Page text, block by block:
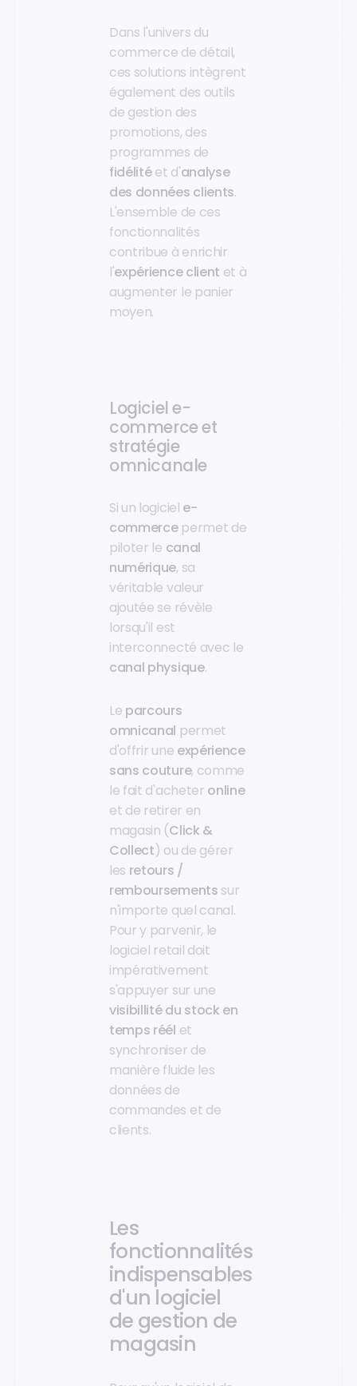
Dans l'univers du
commerce de détail,
ces solutions intègrent
également des outils
de gestion des
promotions, des
programmes de
fidélitéet d'analyse
des données clients.
L'ensemble de ces
fonctionnalités
contribue à enrichir
l'expérience client et à
augmenter le panier
moyen.
Logiciel e-
commerce et
stratégie
omnicanale
Si un logiciel e-
commercepermet de
piloter le canal
numérique, sa
véritable valeur
ajoutée se révèle
lorsqu'il est
interconnecté avec le
canal physique.
Le parcours
omnicanal permet
d'offrir une expérience
sans couture, comme
le fait d'acheter online
et de retirer en
magasin (Click &
Collect) ou de gérer
les retours /
remboursements sur
n'importe quel canal.
Pour y parvenir, le
logiciel retail doit
impérativement
s'appuyer sur une
visibillité du stock en
temps réél et
synchroniser de
manière fluide les
données de
commandes et de
clients.
Les
fonctionnalités
indispensables
d'un logiciel
de gestion de
magasin